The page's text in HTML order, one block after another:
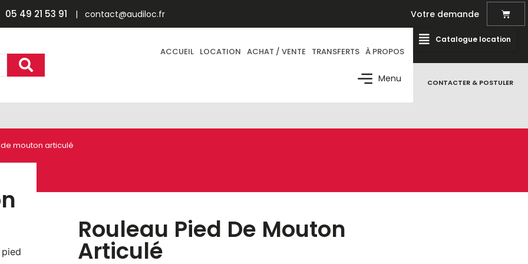
05 49 21 53 91 | contact@audiloc.fr Votre demande
ACCUEIL LOCATION ACHAT / VENTE TRANSFERTS À PROPOS
Menu
Catalogue location
CONTACTER & POSTULER
mouton articulé
Rouleau Pied De Mouton
Articulé